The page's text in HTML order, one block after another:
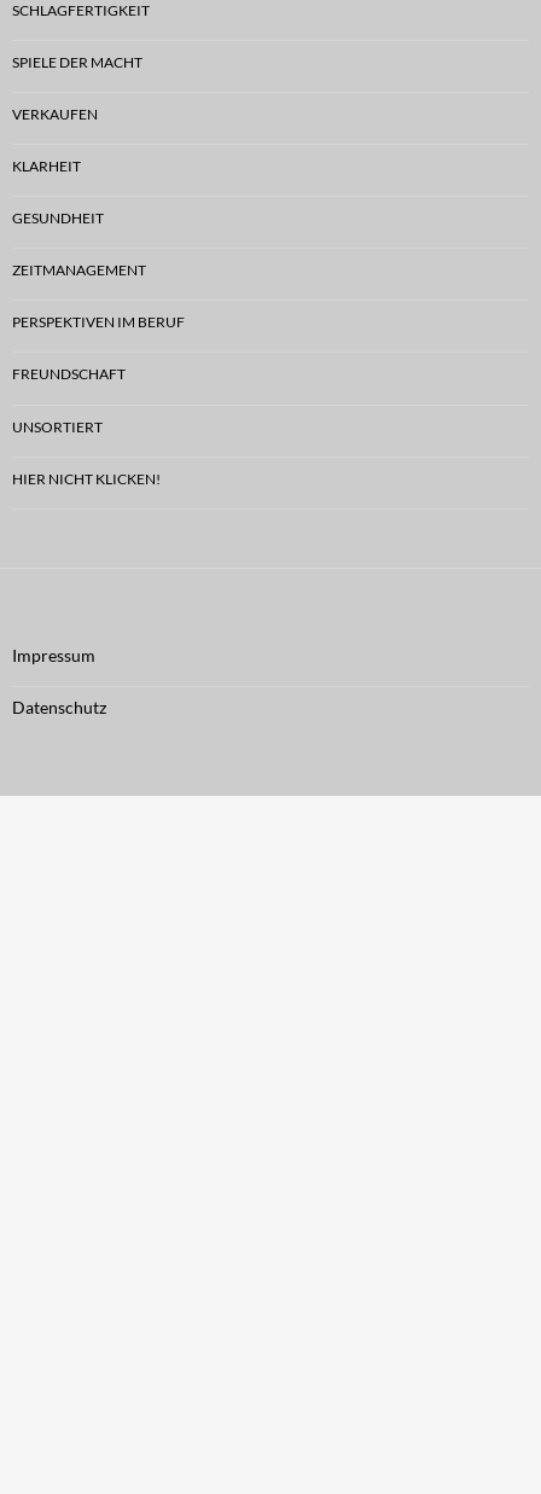
SCHLAGFERTIGKEIT
SPIELE DER MACHT
VERKAUFEN
KLARHEIT
GESUNDHEIT
ZEITMANAGEMENT
PERSPEKTIVEN IM BERUF
FREUNDSCHAFT
UNSORTIERT
HIER NICHT KLICKEN!
Impressum
Datenschutz